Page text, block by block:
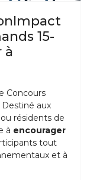
15-
à
Concours
aux
résidents de
à encourager
tout
et à